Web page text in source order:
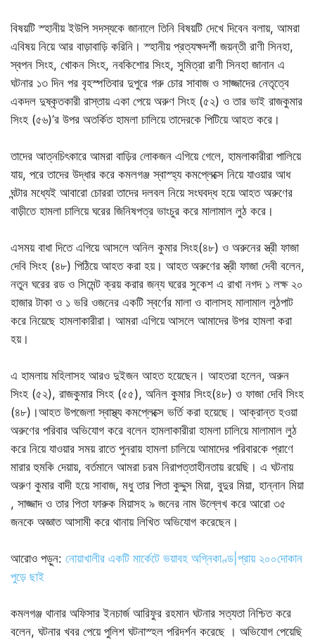
বিষয়টি স্হানীয় ইউপি সদস্যকে জানালে তিনি বিষয়টি দেখে দিবেন বলায়, আমরা
এবিষয় নিয়ে আর বাড়াবাড়ি করিনি। স্হানীয় প্রত্যক্ষদর্শী জয়ন্তী রাণী সিনহা,
স্বপন সিংহ, খোকন সিংহ, নবকিশোর সিংহ, সুমিত্রা রাণী সিনহা জানান এ
ঘটনার ১৩ দিন পর বৃহস্পতিবার দুপুরে গরু চোর সাবাজ ও সাজ্জাদের নেতৃত্বে
একদল দুষ্কৃতকারী রাস্তায় একা পেয়ে অরুণ সিংহ (৫২) ও তার ভাই রাজকুমার
সিংহ (৫৬)’র উপর অতর্কিত হামলা চালিয়ে তাদেরকে পিটিয়ে আহত করে।
তাদের আত্নচিৎকারে আমরা বাড়ির লোকজন এগিয়ে গেলে, হামলাকারীরা পালিয়ে
যায়, পরে তাদের উদ্ধার করে কমলগঞ্জ স্বাস্হ্য কমপ্লেক্সে নিয়ে যাওয়ার আধ
ঘন্টার মধ্যেই আবারো চোররা তাদের দলবল নিয়ে সংঘবদ্ধ হয়ে আহত অরুণের
বাড়ীতে হামলা চালিয়ে ঘরের জিনিষপত্র ভাংচুর করে মালামাল লুঠ করে।
এসময় বাধা দিতে এগিয়ে আসলে অনিল কুমার সিংহ(৪৮) ও অরুনের স্ত্রী ফাজা
দেবি সিংহ (৪৮) পিঠিয়ে আহত করা হয়। আহত অরুণের স্ত্রী ফাজা দেবী বলেন,
নতুন ঘরের রড ও সিমেন্ট ক্রয় করার জন্য ঘরের সুকেশ এ রাখা নগদ ১ লক্ষ ২০
হাজার টাকা ও ১ ভরি ওজনের একটি স্বর্ণের মালা ও বালাসহ মালামাল লুঠপাট
করে নিয়েছে হামলাকারীরা। আমরা এগিয়ে আসলে আমাদের উপর হামলা করা
হয়।
এ হামলায় মহিলাসহ আরও দুইজন আহত হয়েছেন। আহতরা হলেন, অরুন
সিংহ (৫২), রাজকুমার সিংহ (৫৫), অনিল কুমার সিংহ(৪৮) ও ফাজা দেবি সিংহ
(৪৮)।আহত উপজেলা স্বাস্থ্য কমপ্লেক্সে ভর্তি করা হয়েছে। আক্রান্ত হওয়া
অরুণের পরিবার অভিযোগ করে বলেন হামলাকারীরা হামলা চালিয়ে মালামাল লুঠ
করে নিয়ে যাওয়ার সময় রাতে পুনরায় হামলা চালিয়ে আমাদের পরিবারকে প্রাণে
মারার হুমকি দেয়ায়, বর্তমানে আমরা চরম নিরাপত্তাহীনতায় রয়েছি। এ ঘটনায়
অরুণ কুমার বাদী হয়ে সাবাজ, মধু তার পিতা কুদ্দুস মিয়া, বুদুর মিয়া, হান্নান মিয়া
, সাজ্জাদ ও তার পিতা ফারুক মিয়াসহ ৯ জনের নাম উল্লেখ করে আরো ৩৫
জনকে অজ্ঞাত আসামী করে থানায় লিখিত অভিযোগ করেছেন।
আরোও পড়ুন: নোয়াখালীর একটি মার্কেটে ভয়াবহ অগ্নিকাণ্ড|প্রায় ২০০দোকান
পুড়ে ছাই
কমলগঞ্জ থানার অফিসার ইনচার্জ আরিফুর রহমান ঘটনার সত্যতা নিশ্চিত করে
বলেন, ঘটনার খবর পেয়ে পুলিশ ঘটনাস্হল পরিদর্শন করেছে । অভিযোগ পেয়েছি